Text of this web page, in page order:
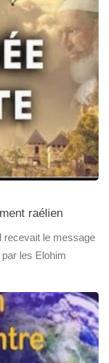
raélien
recevait le message
par les Elohim